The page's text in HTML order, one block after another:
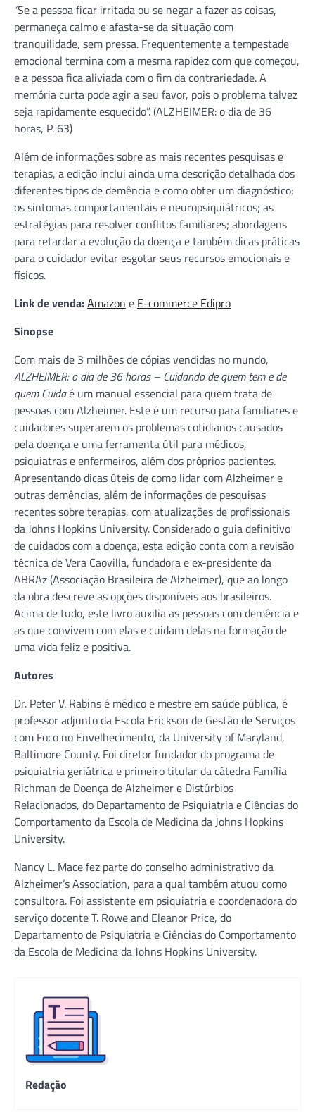
“Se a pessoa ficar irritada ou se negar a fazer as coisas,
permaneça calmo e afasta-se da situação com
tranquilidade, sem pressa. Frequentemente a tempestade
emocional termina com a mesma rapidez com que começou,
e a pessoa fica aliviada com o fim da contrariedade. A
memória curta pode agir a seu favor, pois o problema talvez
seja rapidamente esquecido”. (ALZHEIMER: o dia de 36
horas, P. 63)
Além de informações sobre as mais recentes pesquisas e
terapias, a edição inclui ainda uma descrição detalhada dos
diferentes tipos de demência e como obter um diagnóstico;
os sintomas comportamentais e neuropsiquiátricos; as
estratégias para resolver conflitos familiares; abordagens
para retardar a evolução da doença e também dicas práticas
para o cuidador evitar esgotar seus recursos emocionais e
físicos.
Link de venda:Amazon e E-commerce Edipro
Sinopse
Com mais de 3 milhões de cópias vendidas no mundo,
ALZHEIMER: o dia de 36 horas – Cuidando de quem tem e de
quem Cuidaé um manual essencial para quem trata de
pessoas com Alzheimer. Este é um recurso para familiares e
cuidadores superarem os problemas cotidianos causados
pela doença e uma ferramenta útil para médicos,
psiquiatras e enfermeiros, além dos próprios pacientes.
Apresentando dicas úteis de como lidar com Alzheimer e
outras demências, além de informações de pesquisas
recentes sobre terapias, com atualizações de profissionais
da Johns Hopkins University. Considerado o guia definitivo
de cuidados com a doença, esta edição conta com a revisão
técnica de Vera Caovilla, fundadora e ex-presidente da
ABRAz (Associação Brasileira de Alzheimer), que ao longo
da obra descreve as opções disponíveis aos brasileiros.
Acima de tudo, este livro auxilia as pessoas com demência e
as que convivem com elas e cuidam delas na formação de
uma vida feliz e positiva.
Autores
Dr. Peter V. Rabins é médico e mestre em saúde pública, é
professor adjunto da Escola Erickson de Gestão de Serviços
com Foco no Envelhecimento, da University of Maryland,
Baltimore County. Foi diretor fundador do programa de
psiquiatria geriátrica e primeiro titular da cátedra Família
Richman de Doença de Alzheimer e Distúrbios
Relacionados, do Departamento de Psiquiatria e Ciências do
Comportamento da Escola de Medicina da Johns Hopkins
University.
Nancy L. Mace fez parte do conselho administrativo da
Alzheimer’s Association, para a qual também atuou como
consultora. Foi assistente em psiquiatria e coordenadora do
serviço docente T. Rowe and Eleanor Price, do
Departamento de Psiquiatria e Ciências do Comportamento
da Escola de Medicina da Johns Hopkins University.
Redação